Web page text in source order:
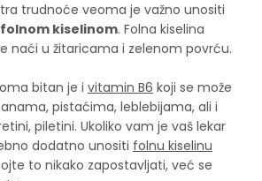
trudnoće veoma je važno unositi
kiselinom. Folna kiselina
naći u žitaricama i zelenom povrću.
bitan je i vitamin B6 koji se može
pistaćima, leblebijama, ali i
piletini. Ukoliko vam je vaš lekar
dodatno unositi folnu kiselinu
to nikako zapostavljati, već se